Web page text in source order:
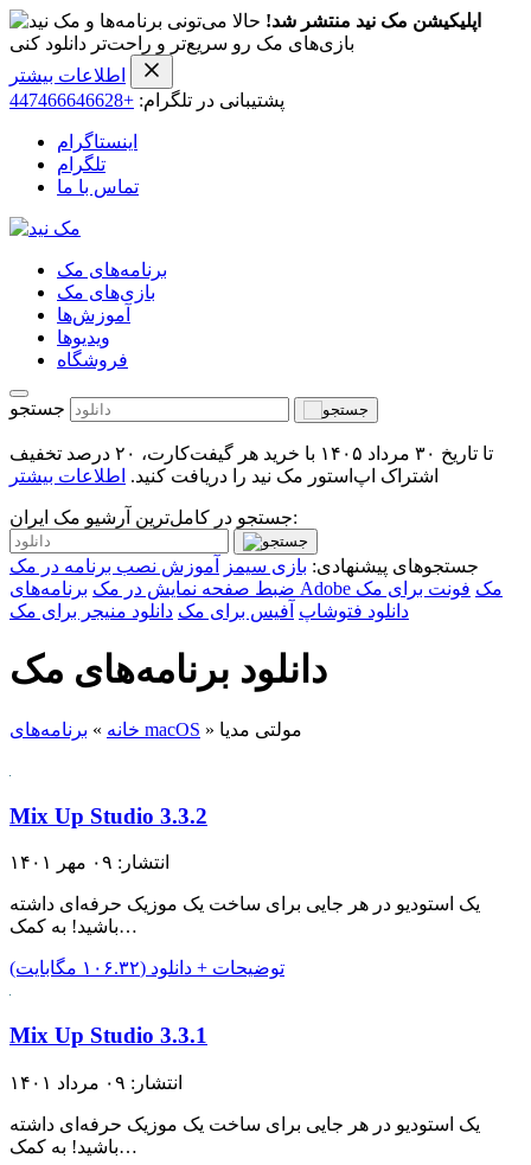
اپلیکیشن مک نید منتشر شد! حالا می‌تونی برنامه‌ها و
بازی‌های مک رو سریع‌تر و راحت‌تر دانلود کنی
اطلاعات بیشتر
پشتیبانی در تلگرام: +447466646628
اینستاگرام
تلگرام
تماس با ما
برنامه‌های مک
بازی‌های مک
آموزش‌ها
ویدیو‌ها
فروشگاه
جستجو
تا تاریخ ۳۰ مرداد ۱۴۰۵ با خرید هر گیفت‌کارت، ۲۰ درصد تخفیف
اشتراک اپ‌استور مک نید را دریافت کنید. اطلاعات بیشتر
جستجو در کامل‌ترین آرشیو مک ایران:
جستجوهای پیشنهادی: بازی سیمز
آموزش نصب برنامه در مک
ضبط صفحه نمایش در مک
برنامه‌های Adobe مک فونت برای مک
دانلود فتوشاپ آفیس برای مک دانلود منیجر برای مک
دانلود برنامه‌های مک
خانه » برنامه‌های macOS » مولتی مدیا
Mix Up Studio 3.3.2
انتشار: ۰۹ مهر ۱۴۰۱
یک استودیو در هر جایی برای ساخت یک موزیک حرفه‌ای داشته
باشید! به کمک…
توضیحات + دانلود (۱۰۶.۳۲ مگابایت)
Mix Up Studio 3.3.1
انتشار: ۰۹ مرداد ۱۴۰۱
یک استودیو در هر جایی برای ساخت یک موزیک حرفه‌ای داشته
باشید! به کمک…